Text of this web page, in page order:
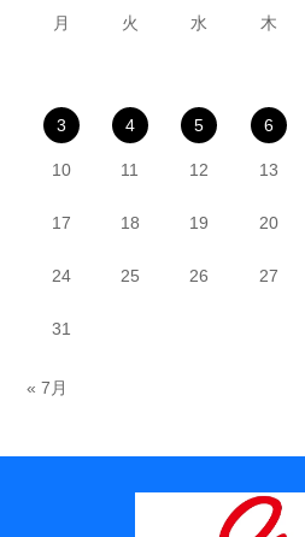
月 火 水 木
3 4 5 6
10 11 12 13
17 18 19 20
24 25 26 27
31
« 7月